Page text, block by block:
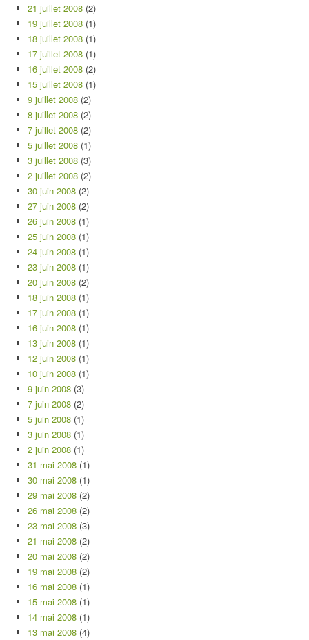
21 juillet 2008 (2)
19 juillet 2008 (1)
18 juillet 2008 (1)
17 juillet 2008 (1)
16 juillet 2008 (2)
15 juillet 2008 (1)
9 juillet 2008 (2)
8 juillet 2008 (2)
7 juillet 2008 (2)
5 juillet 2008 (1)
3 juillet 2008 (3)
2 juillet 2008 (2)
30 juin 2008 (2)
27 juin 2008 (2)
26 juin 2008 (1)
25 juin 2008 (1)
24 juin 2008 (1)
23 juin 2008 (1)
20 juin 2008 (2)
18 juin 2008 (1)
17 juin 2008 (1)
16 juin 2008 (1)
13 juin 2008 (1)
12 juin 2008 (1)
10 juin 2008 (1)
9 juin 2008 (3)
7 juin 2008 (2)
5 juin 2008 (1)
3 juin 2008 (1)
2 juin 2008 (1)
31 mai 2008 (1)
30 mai 2008 (1)
29 mai 2008 (2)
26 mai 2008 (2)
23 mai 2008 (3)
21 mai 2008 (2)
20 mai 2008 (2)
19 mai 2008 (2)
16 mai 2008 (1)
15 mai 2008 (1)
14 mai 2008 (1)
13 mai 2008 (4)